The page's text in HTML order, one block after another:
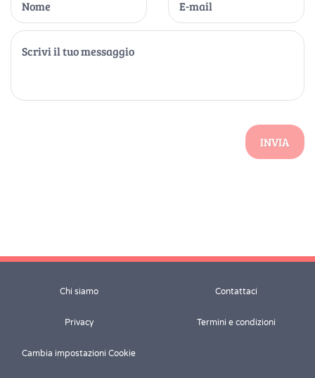
INVIA
Chi siamo Contattaci
Privacy Termini e condizioni
Cambia impostazioni Cookie